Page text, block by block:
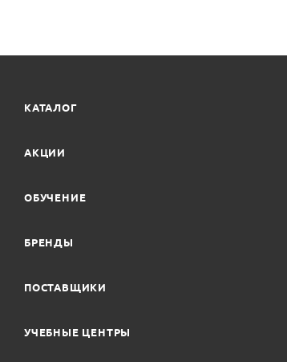
КАТАЛОГ
АКЦИИ
ОБУЧЕНИЕ
БРЕНДЫ
ПОСТАВЩИКИ
УЧЕБНЫЕ ЦЕНТРЫ